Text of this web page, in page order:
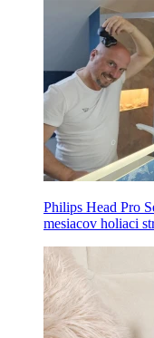
Philips Head Pro
mesiacov holiaci